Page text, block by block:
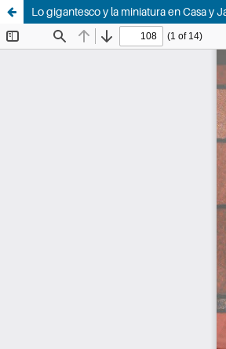
Lo gigantesco y la miniatura en Casa y